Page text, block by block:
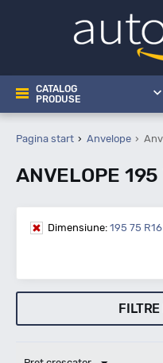
CATALOG
PRODUSE
Pagina start Anvelope
ANVELOPE
Dimensiune: 195 75 R16